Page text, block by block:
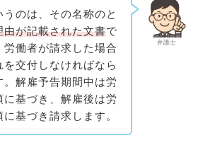
弁護士
のは、その名称のと
由が記載された文書で
働者が請求した場合
交付しなければなら
解雇予告期間中は労
基づき、解雇後は労
基づき請求します。